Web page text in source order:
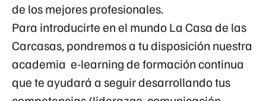
de los mejores profesionales.
Para introducirte en el mundo La Casa de las
Carcasas, pondremos a tu disposición nuestra
academia e-learning de formación continua
que te ayudará a seguir desarrollando tus